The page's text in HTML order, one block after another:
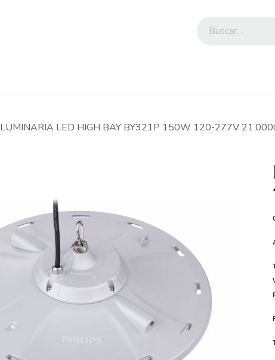
LUMINARIA LED HIGH BAY BY321P 150W 120-277V